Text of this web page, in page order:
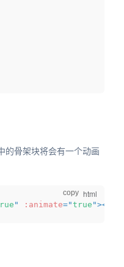
的骨架块将会有一个动画
" :animate="true "></
copy